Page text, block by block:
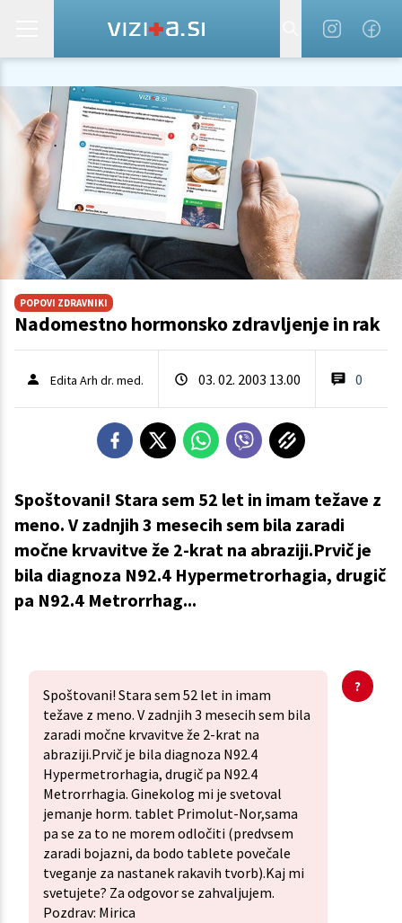
POPOVI ZDRAVNIKI
Nadomestno hormonsko zdravljenje in rak
Edita Arh dr. med. 03. 02. 2003 13.00 0
Spoštovani! Stara sem 52 let in imam težave z
meno. V zadnjih 3 mesecih sem bila zaradi
močne krvavitve že 2-krat na abraziji.Prvič je
bila diagnoza N92.4 Hypermetrorhagia, drugič
pa N92.4 Metrorrhag...
Spoštovani! Stara sem 52 let in imam
težave z meno. V zadnjih 3 mesecih sem bila
zaradi močne krvavitve že 2-krat na
abraziji.Prvič je bila diagnoza N92.4
Hypermetrorhagia, drugič pa N92.4
Metrorrhagia. Ginekolog mi je svetoval
jemanje horm. tablet Primolut-Nor,sama
pa se za to ne morem odločiti (predvsem
zaradi bojazni, da bodo tablete povečale
tveganje za nastanek rakavih tvorb).Kaj mi
svetujete? Za odgovor se zahvaljujem.
Pozdrav: Mirica